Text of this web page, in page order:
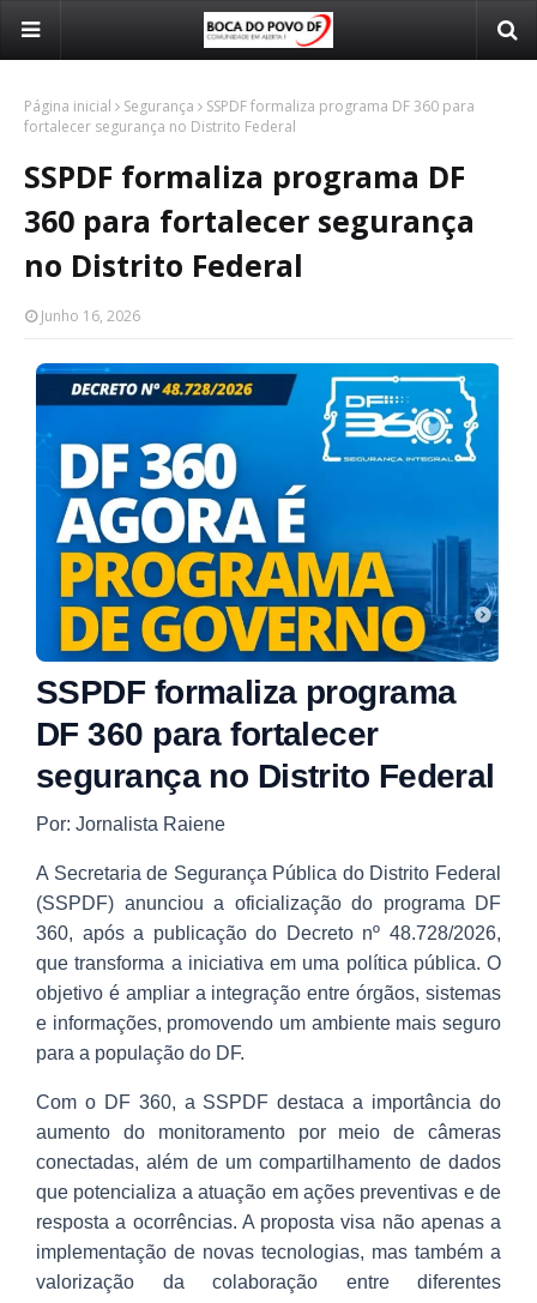
Página inicial Segurança
SSPDF formaliza programa DF 360 para
fortalecer segurança no Distrito Federal
SSPDF formaliza programa DF
360 para fortalecer segurança
no Distrito Federal
Junho 16, 2026
SSPDF formaliza programa
DF 360 para fortalecer
segurança no Distrito Federal
Por: Jornalista Raiene
A Secretaria de Segurança Pública do Distrito Federal
(SSPDF) anunciou a oficialização do programa DF
360, após a publicação do Decreto nº 48.728/2026,
que transforma a iniciativa em uma política pública. O
objetivo é ampliar a integração entre órgãos, sistemas
e informações, promovendo um ambiente mais seguro
para a população do DF.
Com o DF 360, a SSPDF destaca a importância do
aumento do monitoramento por meio de câmeras
conectadas, além de um compartilhamento de dados
que potencializa a atuação em ações preventivas e de
resposta a ocorrências. A proposta visa não apenas a
implementação de novas tecnologias, mas também a
valorização da colaboração entre diferentes